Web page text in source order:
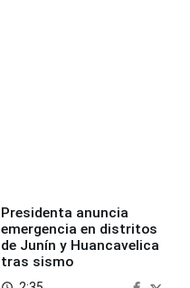
Presidenta anuncia
emergencia en distritos
de Junín y Huancavelica
tras sismo